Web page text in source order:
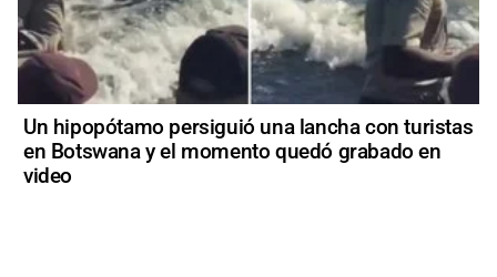
Un hipopótamo persiguió una lancha con turistas
en Botswana y el momento quedó grabado en
video